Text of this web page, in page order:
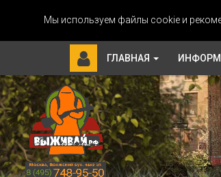
Мы используем файлы cookie и
ГЛАВНАЯ